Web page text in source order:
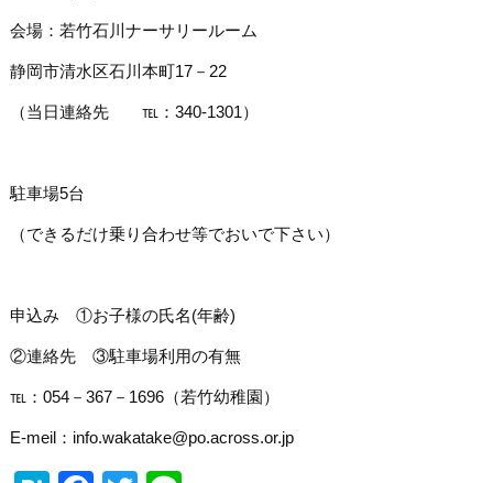
会場：若竹石川ナーサリールーム
静岡市清水区石川本町17－22
（当日連絡先 ℡：340-1301）
駐車場5台
（できるだけ乗り合わせ等でおいで下さい）
申込み ①お子様の氏名(年齢)
②連絡先 ③駐車場利用の有無
℡：054－367－1696（若竹幼稚園）
E-meil：info.wakatake@po.across.or.jp